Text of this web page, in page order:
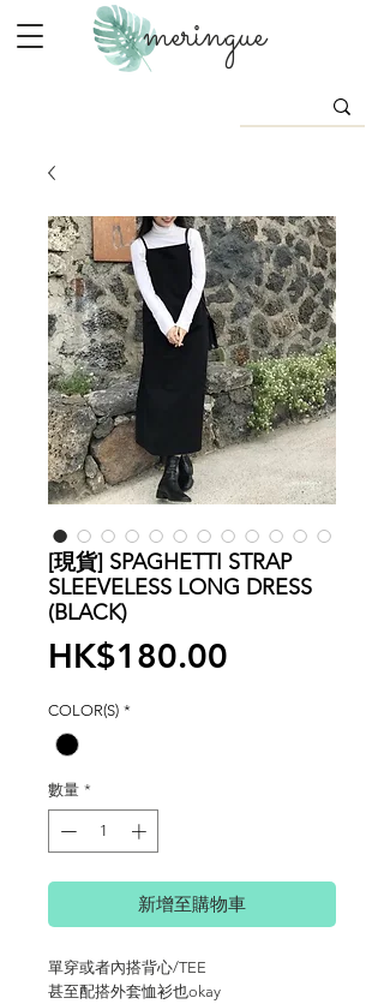
meringue
[現貨] SPAGHETTI STRAP
SLEEVELESS LONG DRESS
(BLACK)
HK$180.00
COLOR(S) *
數量 *
新增至購物車
單穿或者內搭背心/TEE
甚至配搭外套恤衫也okay